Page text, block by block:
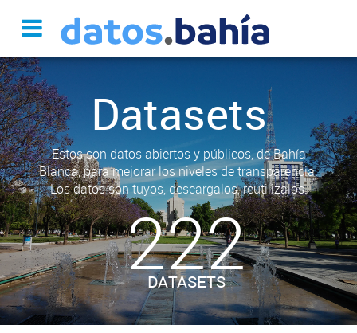
Datasets
Estos son datos abiertos y públicos, de Bahía
Blanca, para mejorar los niveles de transparencia.
Los datos son tuyos, descargalos, reutilizalos.
222
DATASETS